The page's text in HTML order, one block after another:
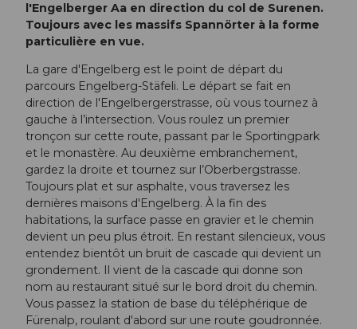
l'Engelberger Aa en direction du col de Surenen.
Toujours avec les massifs Spannörter à la forme
particulière en vue.
La gare d'Engelberg est le point de départ du
parcours Engelberg-Stäfeli. Le départ se fait en
direction de l'Engelbergerstrasse, où vous tournez à
gauche à l’intersection. Vous roulez un premier
tronçon sur cette route, passant par le Sportingpark
et le monastère. Au deuxième embranchement,
gardez la droite et tournez sur l’Oberbergstrasse.
Toujours plat et sur asphalte, vous traversez les
dernières maisons d'Engelberg. À la fin des
habitations, la surface passe en gravier et le chemin
devient un peu plus étroit. En restant silencieux, vous
entendez bientôt un bruit de cascade qui devient un
grondement. Il vient de la cascade qui donne son
nom au restaurant situé sur le bord droit du chemin.
Vous passez la station de base du téléphérique de
Fürenalp, roulant d'abord sur une route goudronnée.